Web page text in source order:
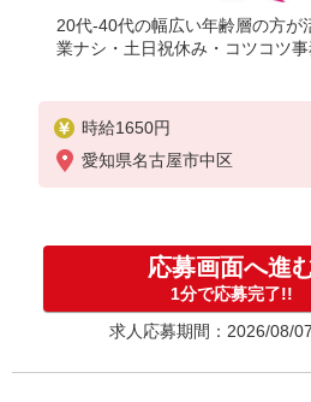
20代-40代の幅広い年齢層の方
業ナシ・土日祝休み・コツコツ事
時給1650円
愛知県名古屋市中区
応募画面へ進
1分で応募完了!!
求人応募期間：2026/08/